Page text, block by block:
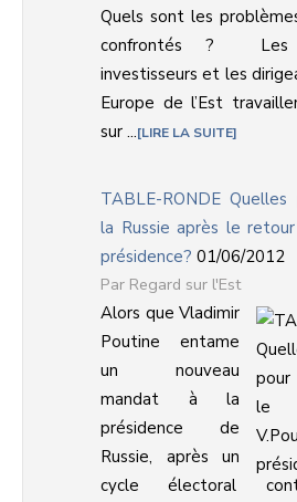
Quels sont les
confrontés ? Les
investisseurs et les
Europe de l’Est
sur ... LIRE LA SUITE
TABLE-RONDE
la Russie après le
présidence? 01/06/2012
Regard sur l'Est
Alors que Vladimir
Poutine entame
un nouveau
mandat à la
présidence de
Russie, après un
cycle électoral